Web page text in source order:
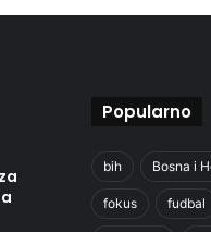
Popularno
bih Bosna i
fokus fudbal